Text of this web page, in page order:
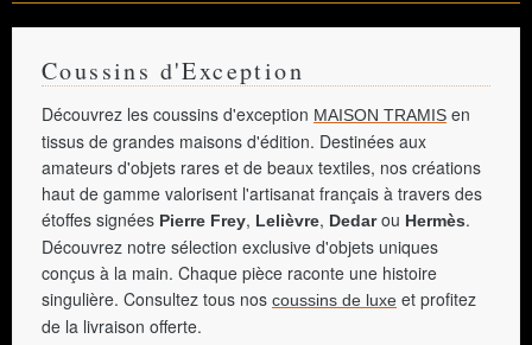
Coussins d'Exception
Découvrez les coussins d'exception MAISON TRAMIS en
tissus de grandes maisons d'édition. Destinées aux
amateurs d'objets rares et de beaux textiles, nos créations
haut de gamme valorisent l'artisanat français à travers des
étoffes signées Pierre Frey, Lelièvre, Dedarou Hermès.
Découvrez notre sélection exclusive d'objets uniques
conçus à la main. Chaque pièce raconte une histoire
singulière. Consultez tous nos coussins de luxe et profitez
de la livraison offerte.